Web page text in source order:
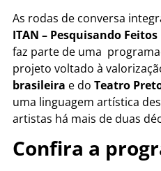
As rodas de conversa
ITAN – Pesquisando
faz parte de uma
projeto voltado à
brasileira e do Teatro
uma linguagem artística
artistas há mais de duas
Confira a